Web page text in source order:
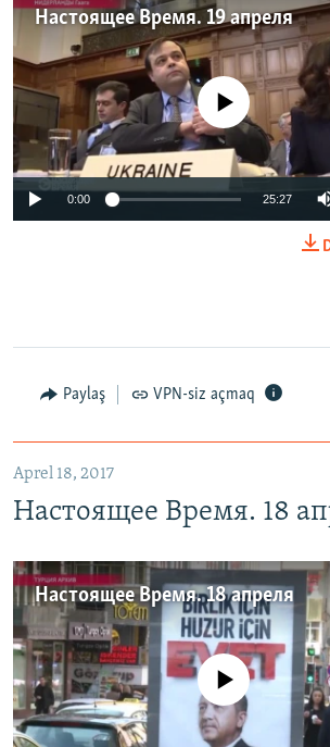
Настоящее Время. 19 апреля
No media source currently
0:00 25:27
Paylaş VPN-siz açmaq
Aprel 18, 2017
Настоящее Время. 18
Настоящее Время. 18 апреля
No media source currently